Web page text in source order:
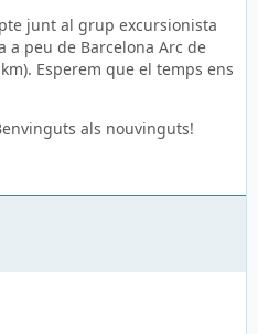
junt al grup excursionista
a peu de Barcelona Arc de
Esperem que el temps ens
als nouvinguts!